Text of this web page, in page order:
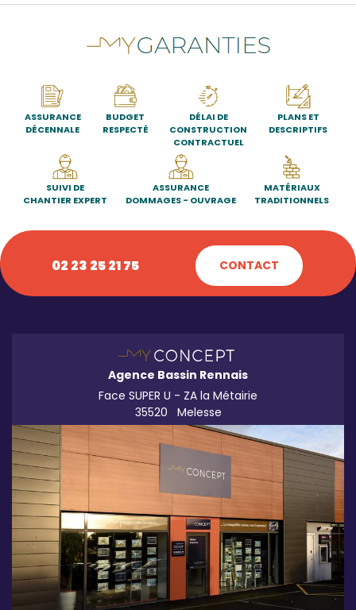
ASSURANCE
DÉCENNALE
BUDGET
RESPECTÉ
DÉLAI DE
CONSTRUCTION
CONTRACTUEL
PLANS ET
DESCRIPTIFS
SUIVI DE
CHANTIER EXPERT
ASSURANCE
DOMMAGES - OUVRAGE
MATÉRIAUX
TRADITIONNELS
02 23 25 21 75 CONTACT
Agence Bassin Rennais
Face SUPER U - ZA la Métairie
35520
Melesse